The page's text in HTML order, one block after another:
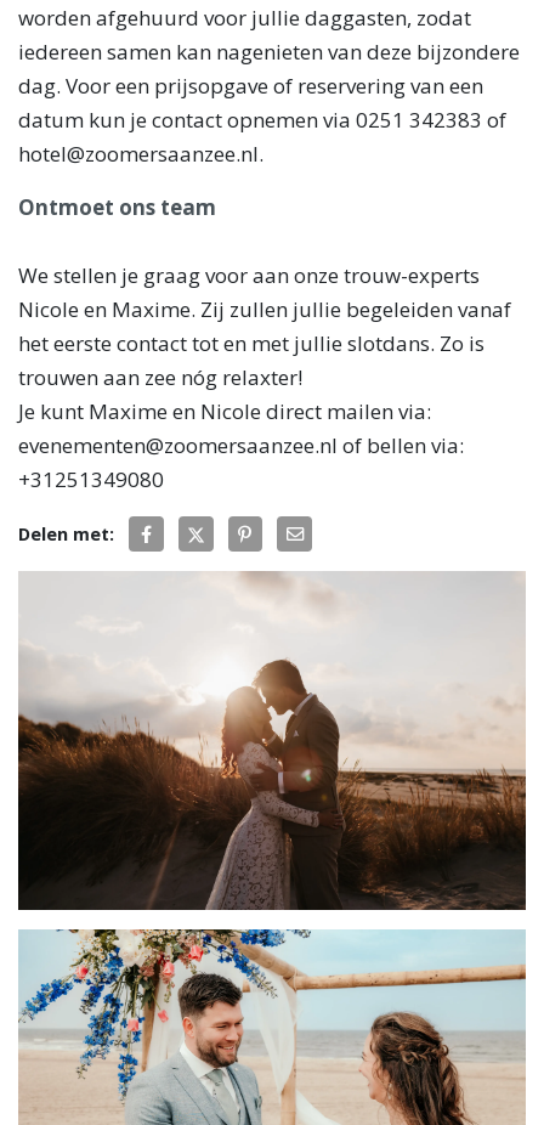
worden afgehuurd voor jullie daggasten, zodat
iedereen samen kan nagenieten van deze bijzondere
dag. Voor een prijsopgave of reservering van een
datum kun je contact opnemen via 0251 342383 of
hotel@zoomersaanzee.nl.
Ontmoet ons team
We stellen je graag voor aan onze trouw-experts
Nicole en Maxime. Zij zullen jullie begeleiden vanaf
het eerste contact tot en met jullie slotdans. Zo is
trouwen aan zee nóg relaxter!
Je kunt Maxime en Nicole direct mailen via:
evenementen@zoomersaanzee.nl of bellen via:
+31251349080
Delen met: